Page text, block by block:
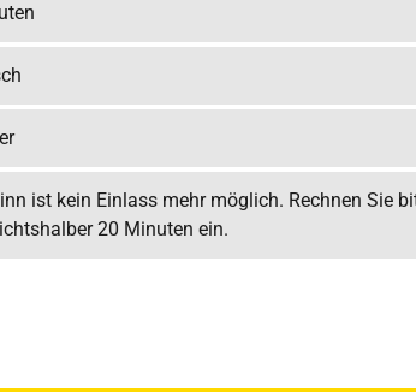
ist kein Einlass mehr möglich. Rechnen Sie
20 Minuten ein.